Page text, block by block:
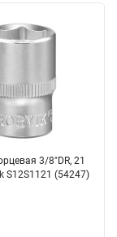
3/8"DR, 21
S12S1121 (54247)